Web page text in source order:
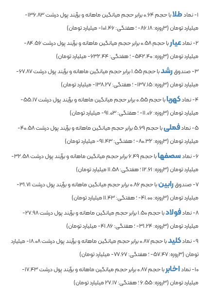
1- نماد طلابا حجم0.64برابر حجم میانگین ماهانه و برآیند پول درشت-136.83
میلیارد تومان (3روزه:
-86.18؛ هفتگی:-101.46میلیارد تومان)
2- نماد
عیاربا حجم0.58برابر حجم میانگین ماهانه و برآیند پول درشت-84.56
میلیارد تومان (3روزه:
-542.40؛ هفتگی:-632.44میلیارد تومان)
3- صندوق
رشدبا حجم1.55برابر حجم میانگین ماهانه و برآیند پول درشت-67.87
میلیارد تومان (3روزه:
-137.15؛ هفتگی:-138.27میلیارد تومان)
4- نماد
کهربابا حجم0.55برابر حجم میانگین ماهانه و برآیند پول درشت-55.17
میلیارد تومان (3روزه:
-11.06؛ هفتگی:-91.03میلیارد تومان)
5- نماد
فملیبا حجم5.69برابر حجم میانگین ماهانه و برآیند پول درشت-40.58
میلیارد تومان (3روزه:
-80.32؛ هفتگی:-91.43میلیارد تومان)
6- نماد
سصفهابا حجم6.49برابر حجم میانگین ماهانه و برآیند پول درشت-32.58
میلیارد تومان (3روزه:
12.61؛ هفتگی:11.58میلیارد تومان)
7- صندوق
رابینبا حجم0.86برابر حجم میانگین ماهانه و برآیند پول درشت-31.71
میلیارد تومان (3روزه:
-41.00؛ هفتگی:11.43میلیارد تومان)
8- نماد
فولادبا حجم1.50برابر حجم میانگین ماهانه و برآیند پول درشت-27.98
میلیارد تومان (3روزه:
-31.24؛ هفتگی:-41.86میلیارد تومان)
9- نماد
کلیدبا حجم0.87برابر حجم میانگین ماهانه و برآیند پول درشت-18.08میلیارد
تومان (3روزه:
-57.47؛ هفتگی:-77.67میلیارد تومان)
10- نماد
اخابربا حجم0.87برابر حجم میانگین ماهانه و برآیند پول درشت-17.43
میلیارد تومان (3روزه:
6.55؛ هفتگی:27.17میلیارد تومان)